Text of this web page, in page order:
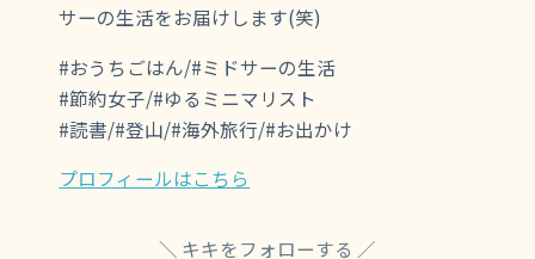
サーの生活をお届けします(笑)
#おうちごはん/#ミドサーの生活
#節約女子/#ゆるミニマリスト
#読書/#登山/#海外旅行/#お出かけ
プロフィールはこちら
キキをフォローする